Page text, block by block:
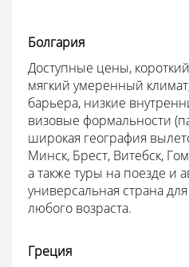
Болгария
Доступные цены,
мягкий умеренный
барьера, низкие
визовые формальности
широкая география
Минск, Брест, Витебск,
а также туры на поезде и
универсальная страна
любого возраста.
Греция